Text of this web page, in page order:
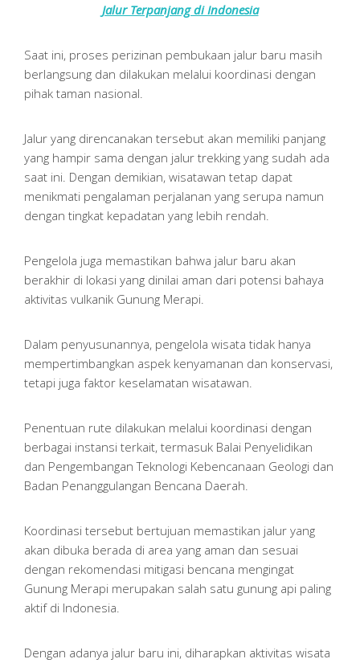
Jalur Terpanjang di Indonesia
Saat ini, proses perizinan pembukaan jalur baru masih
berlangsung dan dilakukan melalui koordinasi dengan
pihak taman nasional.
Jalur yang direncanakan tersebut akan memiliki panjang
yang hampir sama dengan jalur trekking yang sudah ada
saat ini. Dengan demikian, wisatawan tetap dapat
menikmati pengalaman perjalanan yang serupa namun
dengan tingkat kepadatan yang lebih rendah.
Pengelola juga memastikan bahwa jalur baru akan
berakhir di lokasi yang dinilai aman dari potensi bahaya
aktivitas vulkanik Gunung Merapi.
Dalam penyusunannya, pengelola wisata tidak hanya
mempertimbangkan aspek kenyamanan dan konservasi,
tetapi juga faktor keselamatan wisatawan.
Penentuan rute dilakukan melalui koordinasi dengan
berbagai instansi terkait, termasuk Balai Penyelidikan
dan Pengembangan Teknologi Kebencanaan Geologi dan
Badan Penanggulangan Bencana Daerah.
Koordinasi tersebut bertujuan memastikan jalur yang
akan dibuka berada di area yang aman dan sesuai
dengan rekomendasi mitigasi bencana mengingat
Gunung Merapi merupakan salah satu gunung api paling
aktif di Indonesia.
Dengan adanya jalur baru ini, diharapkan aktivitas wisata